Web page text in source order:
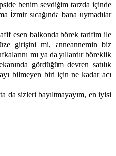
benim sevdiğim tarzda içinde
İzmir sıcağında bana uymadılar
esen balkonda börek tarifim ile
girişini mi, anneannemin biz
mı ya da yıllardır böreklik
gördüğüm devren satılık
bilmeyen biri için ne kadar acı
da sizleri bayıltmayayım, en iyisi